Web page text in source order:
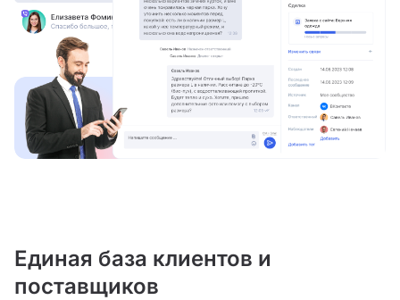
Единая база клиентов и
поставщиков